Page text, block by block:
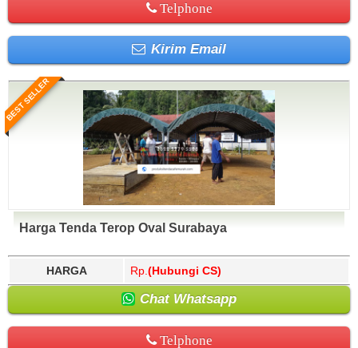
Telphone
Kirim Email
BEST SELLER
Harga Tenda Terop Oval Surabaya
HARGA Rp. (Hubungi CS)
Chat Whatsapp
Telphone